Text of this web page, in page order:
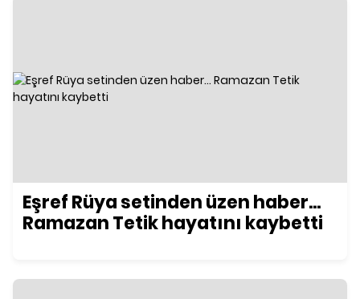
Eşref Rüya setinden üzen haber...
Ramazan Tetik hayatını kaybetti